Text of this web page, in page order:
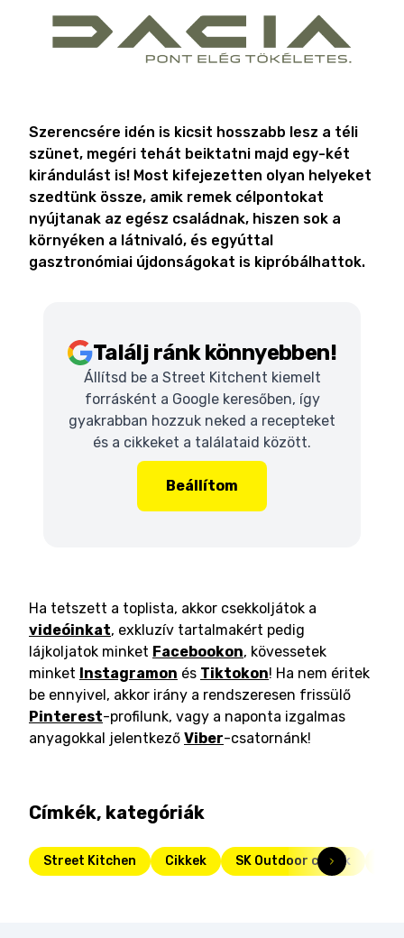
Szerencsére idén is kicsit hosszabb lesz a téli
szünet, megéri tehát beiktatni majd egy-két
kirándulást is! Most kifejezetten olyan helyeket
szedtünk össze, amik remek célpontokat
nyújtanak az egész családnak, hiszen sok a
környéken a látnivaló, és egyúttal
gasztronómiai újdonságokat is kipróbálhattok.
Találj ránk könnyebben!
Állítsd be a Street Kitchent kiemelt
forrásként a Google keresőben, így
gyakrabban hozzuk neked a recepteket
és a cikkeket a találataid között.
Beállítom
Ha tetszett a toplista, akkor csekkoljátok a
videóinkat, exkluzív tartalmakért pedig
lájkoljatok minket Facebookon, kövessetek
minket Instagramon és Tiktokon! Ha nem éritek
be ennyivel, akkor irány a rendszeresen frissülő
Pinterest-profilunk, vagy a naponta izgalmas
anyagokkal jelentkező Viber-csatornánk!
Címkék, kategóriák
Street Kitchen Cikkek SK Outdoor cikkek